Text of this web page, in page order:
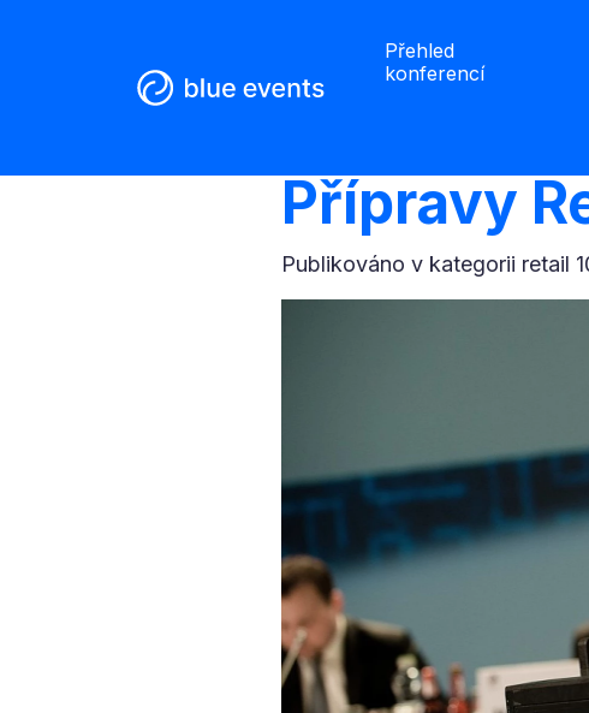
Přehled
konferencí
Přípravy
Publikováno v kategorii retail